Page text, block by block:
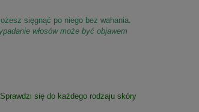
sięgnąć po niego bez wahania.
włosów może być objawem
się do każdego rodzaju skóry